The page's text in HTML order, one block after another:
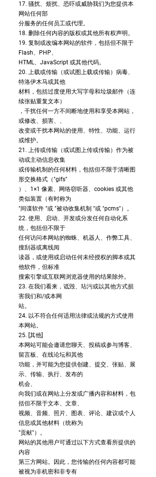
17. 骚扰、烦扰、恐吓或威胁我们为您提供本
网站任何部
分服务的任何员工或代理。
18. 删除任何内容的版权或其他所有权声明。
19. 复制或改编本网站的软件，包括但不限于
Flash、PHP、
HTML、JavaScript 或其他代码。
20. 上载或传输（或试图上载或传输）病毒、
特洛伊木马或其他
材料，包括过度使用大写字母和垃圾邮件（连
续张贴重复文本）
，干扰任何一方不间断地使用和享受本网站，
或修改、损害、、
改变或干扰本网站的使用、特性、功能、运行
或维护。
21. 上传或传输（或试图上传或传输）作为被
动或主动信息收集
或传输机制的任何材料，包括但不限于清晰图
形交换格式（"gifs"
）、1×1 像素、网络窃听器、cookies 或其他
类似装置（有时称为
"间谍软件 "或 "被动收集机制 "或 "pcms"）。
22. 使用、启动、开发或分发任何自动化系
统，包括但不限于
任何访问本网站的蜘蛛、机器人、作弊工具、
搜刮器或离线阅
读器，或使用或启动任何未经授权的脚本或其
他软件，但标准
搜索引擎或互联网浏览器使用的结果除外。
23. 在我们看来，诋毁、玷污或以其他方式损
害我们和/或本网
站。
24. 以不符合任何适用法律或法规的方式使用
本网站。
25. [其他]
本网站可能会邀请您聊天、投稿或参与博客、
留言板、在线论坛和其他
功能，并可能为您提供创建、提交、张贴、展
示、传输、执行、发布的
机会、
向我们或在网站上分发或广播内容和材料，包
括但不限于文本、文章、
视频、音频、照片、图表、评论、建议或个人
信息或其他材料（统称为
"贡献"）。
网站的其他用户可通过以下方式查看所提供的
内容
第三方网站。因此，您传输的任何内容都可能
被视为非机密和非专有